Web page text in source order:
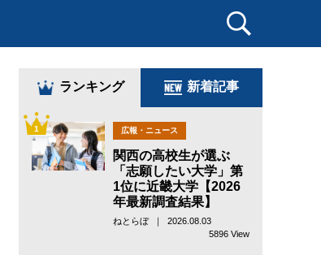
ランキング 新着記事
1 広報・ニュース
関西の高校生が選ぶ
「志願したい大学」第
1位に近畿大学【2026
年最新調査結果】
ねとらぼ ｜ 2026.08.03
5896 View